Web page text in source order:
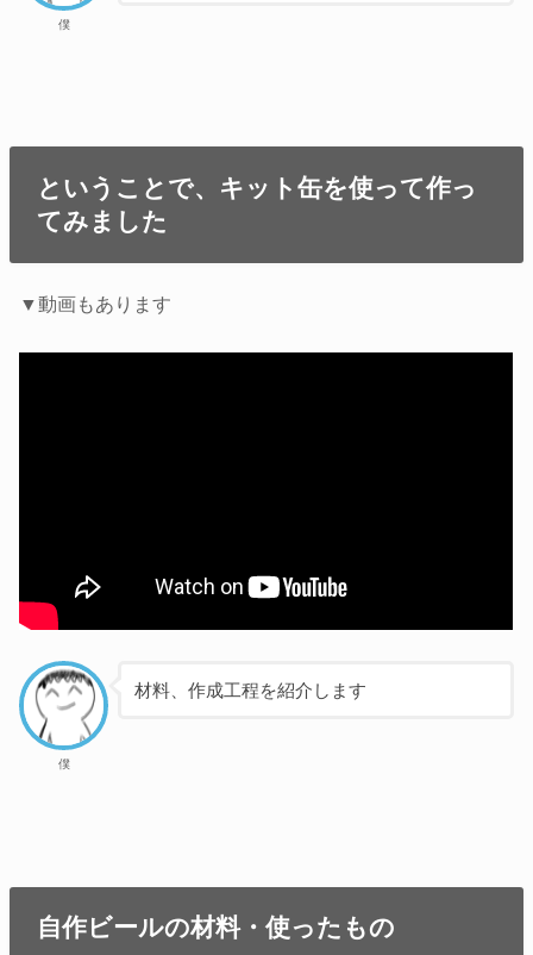
僕
ということで、キット缶を使って作っ
てみました
▼動画もあります
僕
材料、作成工程を紹介します
自作ビールの材料・使ったもの